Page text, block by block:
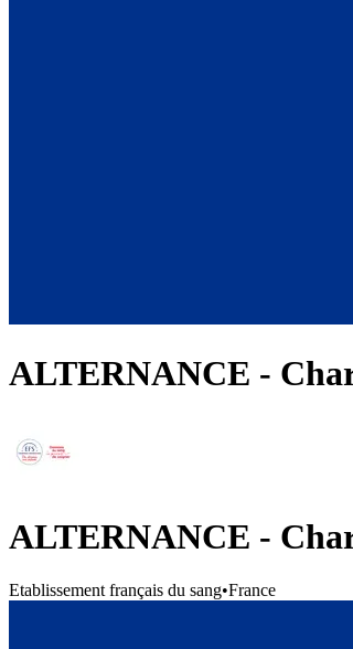
ALTERNANCE -
ALTERNANCE -
Etablissement français du sang•France